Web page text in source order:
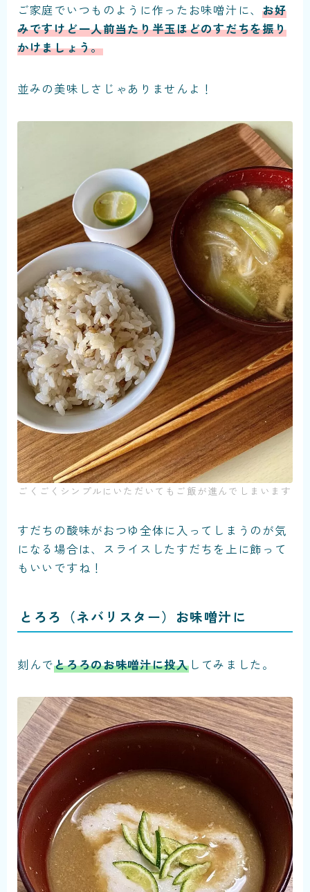
ご家庭でいつものように作ったお味噌汁に、お好
みですけど一人前当たり半玉ほどのすだちを振り
かけましょう。
並みの美味しさじゃありませんよ！
ごくごくシンプルにいただいてもご飯が進んでしまいます
すだちの酸味がおつゆ全体に入ってしまうのが気
になる場合は、スライスしたすだちを上に飾って
もいいですね！
とろろ（ネバリスター）お味噌汁に
刻んでとろろのお味噌汁に投入してみました。